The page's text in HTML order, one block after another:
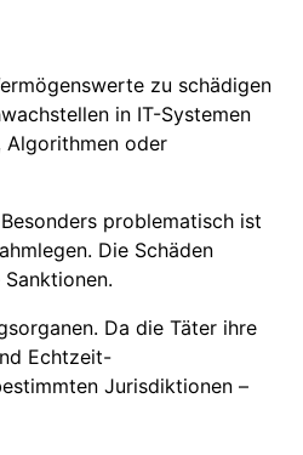
zu schädigen
in IT-Systemen
Algorithmen oder
problematisch ist
Die Schäden
Da die Täter ihre
Echtzeit-
Jurisdiktionen –